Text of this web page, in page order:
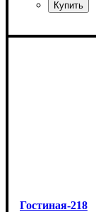
Ширина: 219
Гостиная-218